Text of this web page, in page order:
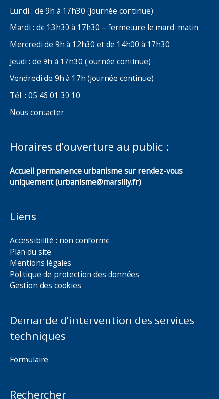
Lundi : de 9h à 17h30 (journée continue)
Mardi : de 13h30 à 17h30 – fermeture le mardi matin
Mercredi de 9h à 12h30 et de 14h00 à 17h30
Jeudi : de 9h à 17h30 (journée continue)
Vendredi de 9h à 17h (journée continue)
Tél : 05 46 01 30 10
Nous contacter
Horaires d’ouverture au public :
Accueil permanence urbanisme sur rendez-vous
uniquement (urbanisme@marsilly.fr)
Liens
Accessibilité : non conforme
Plan du site
Mentions légales
Politique de protection des données
Gestion des cookies
Demande d’intervention des services
techniques
Formulaire
Rechercher